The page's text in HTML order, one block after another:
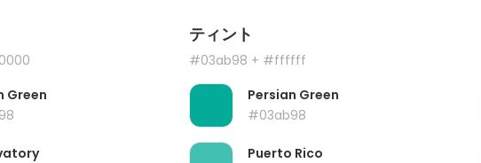
Green
ティント
#03ab98 + #ffffff
Persian Green
#03ab98
Puerto Rico